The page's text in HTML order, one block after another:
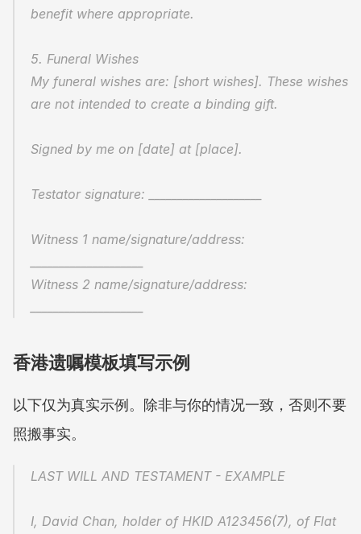
benefit where appropriate.
5. Funeral Wishes
My funeral wishes are: [short wishes]. These wishes
are not intended to create a binding gift.
Signed by me on [date] at [place].
Testator signature: ____________________
Witness 1 name/signature/address:
Witness 2 name/signature/address:
香港遗嘱模板填写示例
以下仅为真实示例。除非与你的情况一致，否则不要
照搬事实。
LAST WILL AND TESTAMENT - EXAMPLE
I, David Chan, holder of HKID A123456(7), of Flat